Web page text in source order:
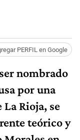
PERFIL en Google
nombrado
por una
Rioja, se
teórico y